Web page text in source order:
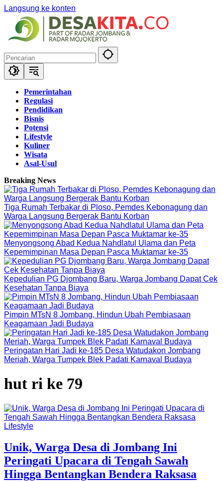
Langsung ke konten
Pemerintahan
Regulasi
Pendidikan
Bisnis
Potensi
Lifestyle
Kuliner
Wisata
Asal-Usul
Breaking News
Tiga Rumah Terbakar di Ploso, Pemdes Kebonagung dan
Warga Langsung Bergerak Bantu Korban
Menyongsong Abad Kedua Nahdlatul Ulama dan Peta
Kepemimpinan Masa Depan Pasca Muktamar ke-35
Kepedulian PG Djombang Baru, Warga Jombang Dapat Cek
Kesehatan Tanpa Biaya
Pimpin MTsN 8 Jombang, Hindun Ubah Pembiasaan
Keagamaan Jadi Budaya
Peringatan Hari Jadi ke-185 Desa Watudakon Jombang
Meriah, Warga Tumpek Blek Padati Karnaval Budaya
hut ri ke 79
Lifestyle
Unik, Warga Desa di Jombang Ini
Peringati Upacara di Tengah Sawah
Hingga Bentangkan Bendera Raksasa